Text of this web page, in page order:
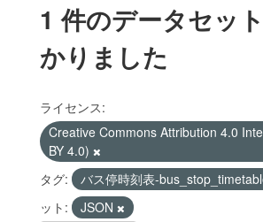
1 件のデータセッ
かりました
ライセンス:
Creative Commons Attribution 4.0
BY 4.0)
タグ:
バス停時刻表-
ット:
JSON